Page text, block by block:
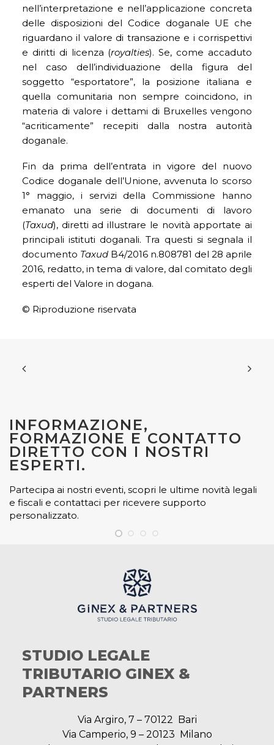
nell’interpretazione e nell’applicazione concreta
delle disposizioni del Codice doganale UE che
riguardano il valore di transazione e i corrispettivi
e diritti di licenza (royalties). Se, come accaduto
nel caso dell’individuazione della figura del
soggetto “esportatore”, la posizione italiana e
quella comunitaria non sempre coincidono, in
materia di valore i dettami di Bruxelles vengono
“acriticamente” recepiti dalla nostra autorità
doganale.
Fin da prima dell’entrata in vigore del nuovo
Codice doganale dell’Unione, avvenuta lo scorso
1° maggio, i servizi della Commissione hanno
emanato una serie di documenti di lavoro
(Taxud), diretti ad illustrare le novità apportate ai
principali istituti doganali. Tra questi si segnala il
documento Taxud B4/2016 n.808781 del 28 aprile
2016, redatto, in tema di valore, dal comitato degli
esperti del Valore in dogana.
© Riproduzione riservata
INFORMAZIONE,
FORMAZIONE E CONTATTO
DIRETTO CON I NOSTRI
ESPERTI.
Partecipa ai nostri eventi, scopri le ultime novità legali
e fiscali e contattaci per ricevere supporto
personalizzato.
STUDIO LEGALE
TRIBUTARIO GINEX &
PARTNERS
Via Argiro, 7 – 70122 Bari
Via Camperio, 9 – 20123 Milano